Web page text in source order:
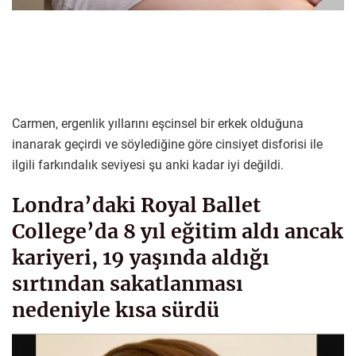
Carmen, ergenlik yıllarını eşcinsel bir erkek olduğuna
inanarak geçirdi ve söylediğine göre cinsiyet disforisi ile
ilgili farkındalık seviyesi şu anki kadar iyi değildi.
Londra’daki Royal Ballet
College’da 8 yıl eğitim aldı ancak
kariyeri, 19 yaşında aldığı
sırtından sakatlanması
nedeniyle kısa sürdü